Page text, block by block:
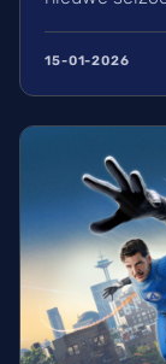
15-01-2026